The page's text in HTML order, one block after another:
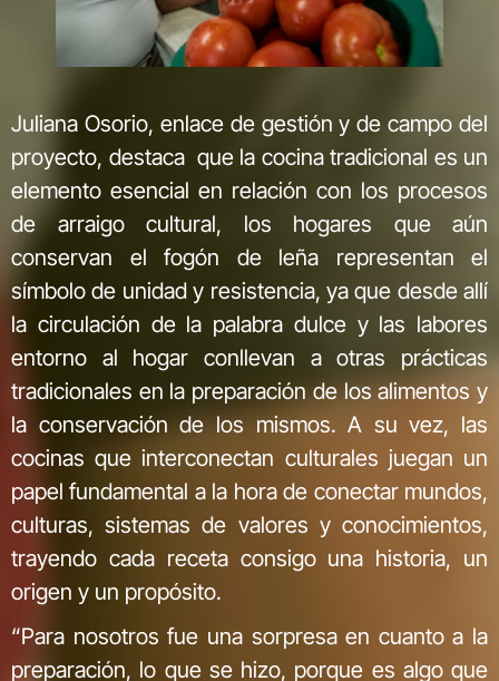
Juliana Osorio, enlace de gestión y de campo del
proyecto, destaca que la cocina tradicional es un
elemento esencial en relación con los procesos
de arraigo cultural, los hogares que aún
conservan el fogón de leña representan el
símbolo de unidad y resistencia, ya que desde allí
la circulación de la palabra dulce y las labores
entorno al hogar conllevan a otras prácticas
tradicionales en la preparación de los alimentos y
la conservación de los mismos. A su vez, las
cocinas que interconectan culturales juegan un
papel fundamental a la hora de conectar mundos,
culturas, sistemas de valores y conocimientos,
trayendo cada receta consigo una historia, un
origen y un propósito.
“Para nosotros fue una sorpresa en cuanto a la
preparación, lo que se hizo, porque es algo que